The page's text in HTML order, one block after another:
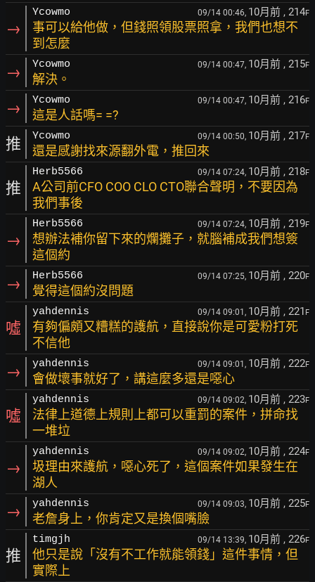
→
Ycowmo 09/14 00:46, 10月前 , 214F
事可以給他做，但錢照領股票照拿，我們也想不
到怎麼
→ Ycowmo 09/14 00:47, 10月前 , 215F
解決。
→ Ycowmo 09/14 00:47, 10月前 , 216F
這是人話嗎= =?
推 Ycowmo 09/14 00:50, 10月前 , 217F
還是感謝找來源翻外電，推回來
推
Herb5566 09/14 07:24, 10月前 , 218F
A公司前CFO COO CLO CTO聯合聲明，不要因為
我們事後
→
Herb5566 09/14 07:24, 10月前 , 219F
想辦法補你留下來的爛攤子，就腦補成我們想簽
這個約
→ Herb5566 09/14 07:25, 10月前 , 220F
覺得這個約沒問題
噓
yahdennis 09/14 09:01, 10月前 , 221 F
有夠偏頗又糟糕的護航，直接說你是可愛粉打死
不信他
→ yahdennis 09/14 09:01, 10月前 , 222F
會做壞事就好了，講這麼多還是噁心
噓
yahdennis 09/14 09:02, 10月前 , 223F
法律上道德上規則上都可以重罰的案件，拼命找
一堆垃
→
yahdennis 09/14 09:02, 10月前 , 224F
圾理由來護航，噁心死了，這個案件如果發生在
湖人
→ yahdennis 09/14 09:03, 10月前 , 225F
老詹身上，你肯定又是換個嘴臉
推
timgjh 09/14 13:39, 10月前 , 226F
他只是說「沒有不工作就能領錢」這件事情，但
實際上